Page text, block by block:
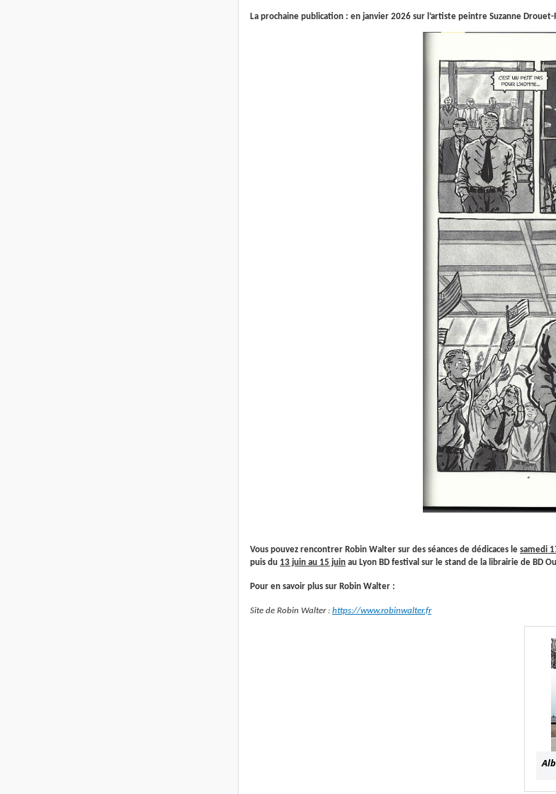
La prochaine publication : en janvier 2026 sur l’artiste peintre Suzanne Drouet-
Vous pouvez rencontrer Robin Walter sur des séances de dédicaces le samedi
puis du 13 juin au 15 juin au Lyon BD festival sur le stand de la librairie de BD
Pour en savoir plus sur Robin Walter :
Site de Robin Walter : https://www.robinwalter.fr